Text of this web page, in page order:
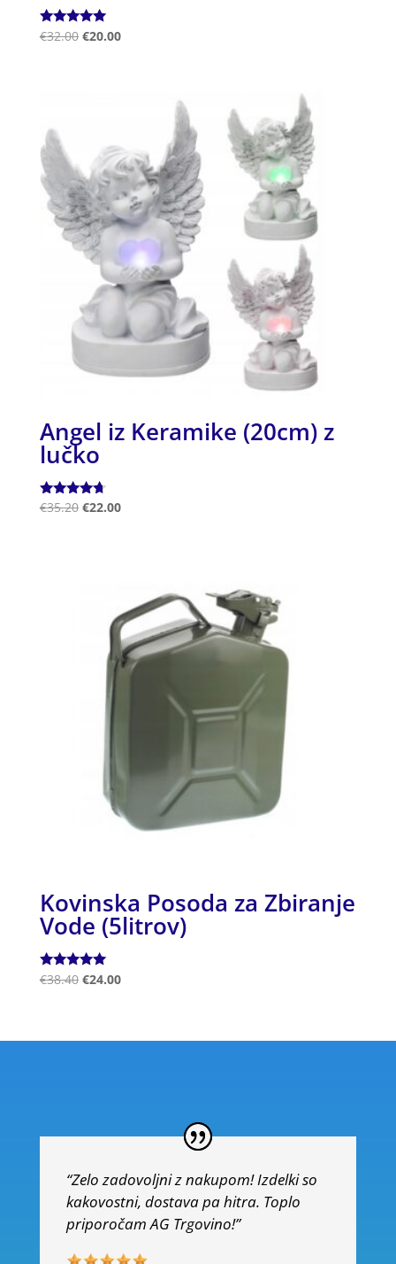
Ocenjeno
€32.00 €20.00
Angel iz Keramike (20cm) z
lučko
Ocenjeno
€35.20 €22.00
Kovinska Posoda za Zbiranje
Vode (5litrov)
Ocenjeno
€38.40 €24.00
“Zelo zadovoljni z nakupom! Izdelki so
kakovostni, dostava pa hitra. Toplo
priporočam AG Trgovino!”